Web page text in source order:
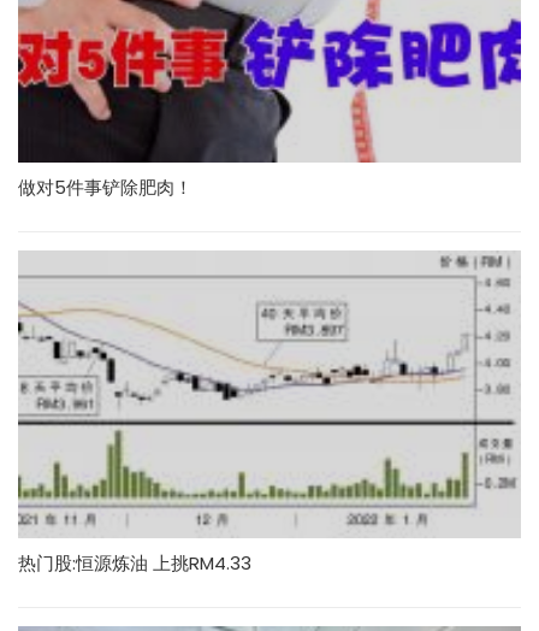
做对5件事铲除肥肉！
热门股:恒源炼油 上挑RM4.33